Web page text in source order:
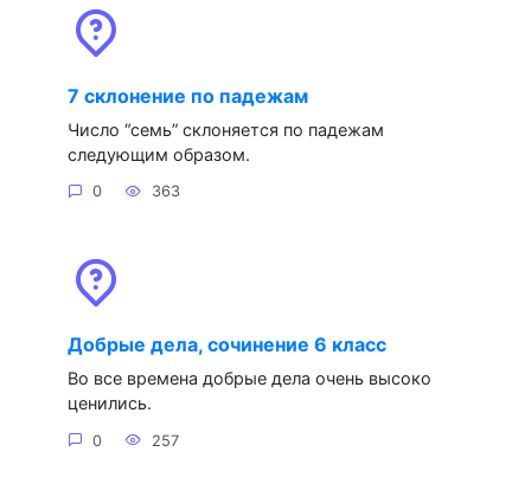
7 склонение по падежам
Число “семь” склоняется по падежам
следующим образом.
0 363
Добрые дела, сочинение 6 класс
Во все времена добрые дела очень высоко
ценились.
0 257